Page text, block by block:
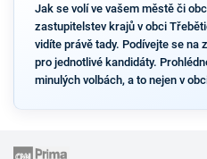
Jak se volí ve vašem městě či
zastupitelstev krajů v obci
vidíte právě tady. Podívejte se
pro jednotlivé kandidáty.
minulých volbách, a to nejen v